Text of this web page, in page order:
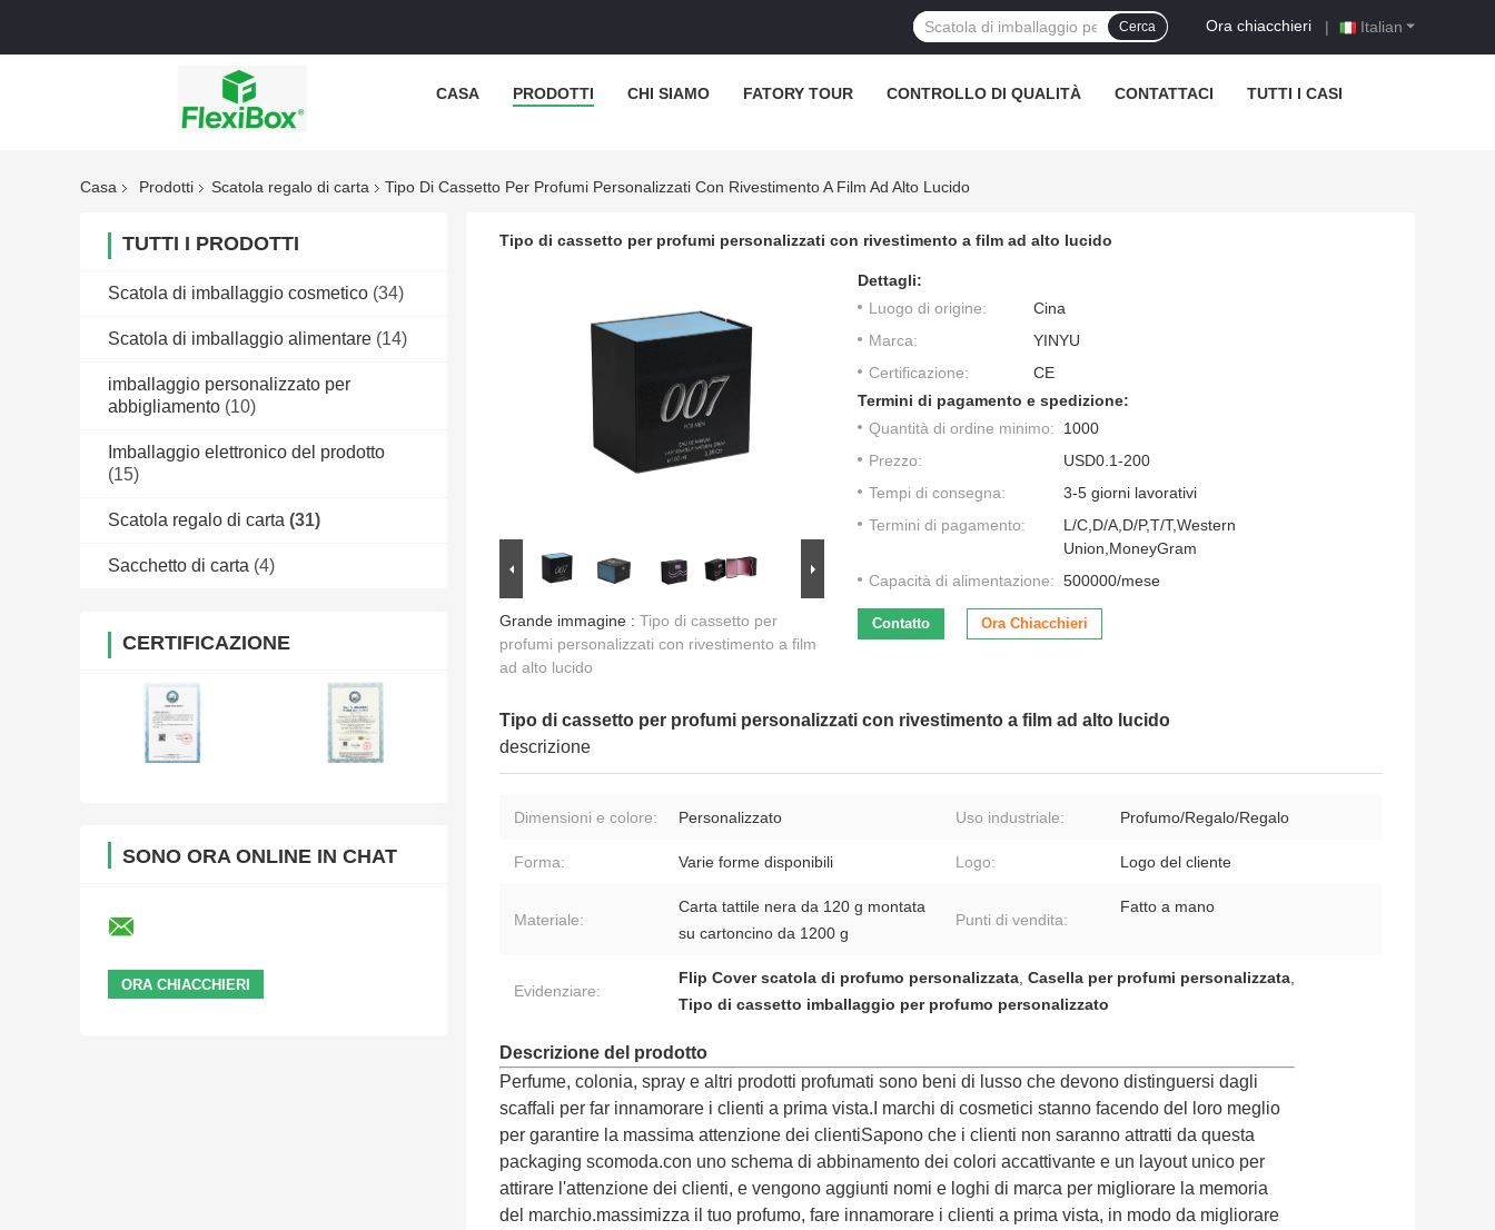
Italian
Ora chiacchieri |
Cerca
CASA PRODOTTI CHI SIAMO FATORY TOUR CONTROLLO DI QUALITÀ CONTATTACI TUTTI I CASI
Casa Prodotti Scatola regalo di carta Tipo Di Cassetto Per Profumi Personalizzati Con Rivestimento A Film Ad Alto Lucido
TUTTI I PRODOTTI
Scatola di imballaggio cosmetico (34)
Scatola di imballaggio alimentare (14)
imballaggio personalizzato per
abbigliamento (10)
Imballaggio elettronico del prodotto
(15)
Scatola regalo di carta (31)
Sacchetto di carta (4)
CERTIFICAZIONE
SONO ORA ONLINE IN CHAT
Tipo di cassetto per profumi personalizzati con rivestimento a film ad alto lucido
Grande immagine : Tipo di cassetto per
profumi personalizzati con rivestimento a film
ad alto lucido
Dettagli:
Luogo di origine:
Cina
Marca:
YINYU
Certificazione:
CE
Termini di pagamento e spedizione:
Quantità di ordine minimo:
1000
Prezzo:
USD0.1-200
Tempi di consegna:
3-5 giorni lavorativi
Termini di pagamento:
L/C,D/A,D/P,T/T,Western
Union,MoneyGram
Capacità di alimentazione: 500000/mese
Contatto Ora Chiacchieri
Tipo di cassetto per profumi personalizzati con rivestimento a film ad alto lucido
descrizione
Dimensioni e colore: Personalizzato Uso industriale: Profumo/Regalo/Regalo
Forma: Varie forme disponibili Logo: Logo del cliente
Materiale:
Carta tattile nera da 120 g montata
su cartoncino da 1200 g
Punti di vendita:
Fatto a mano
Evidenziare:
Flip Cover scatola di profumo personalizzata, Casella per profumi personalizzata,
Tipo di cassetto imballaggio per profumo personalizzato
Descrizione del prodotto
Perfume, colonia, spray e altri prodotti profumati sono beni di lusso che devono distinguersi dagli
scaffali per far innamorare i clienti a prima vista.I marchi di cosmetici stanno facendo del loro meglio
per garantire la massima attenzione dei clientiSapono che i clienti non saranno attratti da questa
packaging scomoda.con uno schema di abbinamento dei colori accattivante e un layout unico per
attirare l'attenzione dei clienti, e vengono aggiunti nomi e loghi di marca per migliorare la memoria
del marchio.massimizza il tuo profumo, fare innamorare i clienti a prima vista, in modo da migliorare